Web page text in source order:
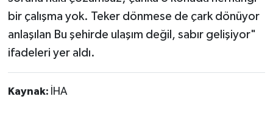
bir çalışma yok. Teker dönmese de çark dönüyor
anlaşılan Bu şehirde ulaşım değil, sabır gelişiyor"
ifadeleri yer aldı.
Kaynak: İHA